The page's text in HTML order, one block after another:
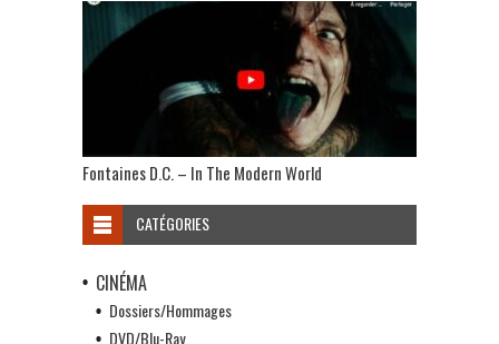
Fontaines D.C. – In The Modern World
CATÉGORIES
CINÉMA
Dossiers/Hommages
DVD/Blu-Ray